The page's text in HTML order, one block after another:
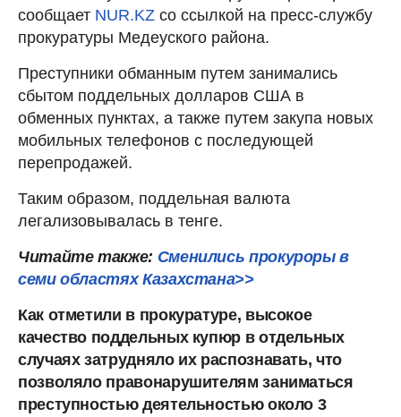
сообщает NUR.KZ со ссылкой на пресс-службу
прокуратуры Медеуского района.
Преступники обманным путем занимались
сбытом поддельных долларов США в
обменных пунктах, а также путем закупа новых
мобильных телефонов с последующей
перепродажей.
Таким образом, поддельная валюта
легализовывалась в тенге.
Читайте также: Сменились прокуроры в
семи областях Казахстана>>
Как отметили в прокуратуре, высокое
качество поддельных купюр в отдельных
случаях затрудняло их распознавать, что
позволяло правонарушителям заниматься
преступностью деятельностью около 3